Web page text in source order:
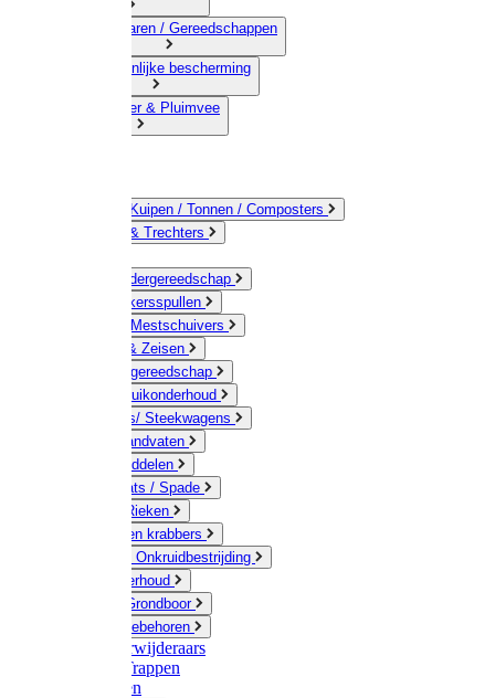
10) IJzerwaren / Gereedschappen
11) Persoonlijke bescherming
12) Kleindier & Pluimvee
Emmers / Kuipen / Tonnen / Composters
Jerrycans & Trechters
Hand-/ Kindergereedschap
Stratenmakersspullen
Sneeuw- / Mestschuivers
Baggeren & Zeisen
Elektrisch gereedschap
Boom / Struikonderhoud
Kruiwagens/ Steekwagens
Stelen / Handvaten
Tuinhulpmiddelen
Schop / Bats / Spade
Vorken & Rieken
Cultivator en krabbers
Schoffels / Onkruidbestrijding
Gazononderhoud
Hamers / Grondboor
Sledes / toebehoren
Onkruidverwijderaars
Ladders / Trappen
Werkbanken